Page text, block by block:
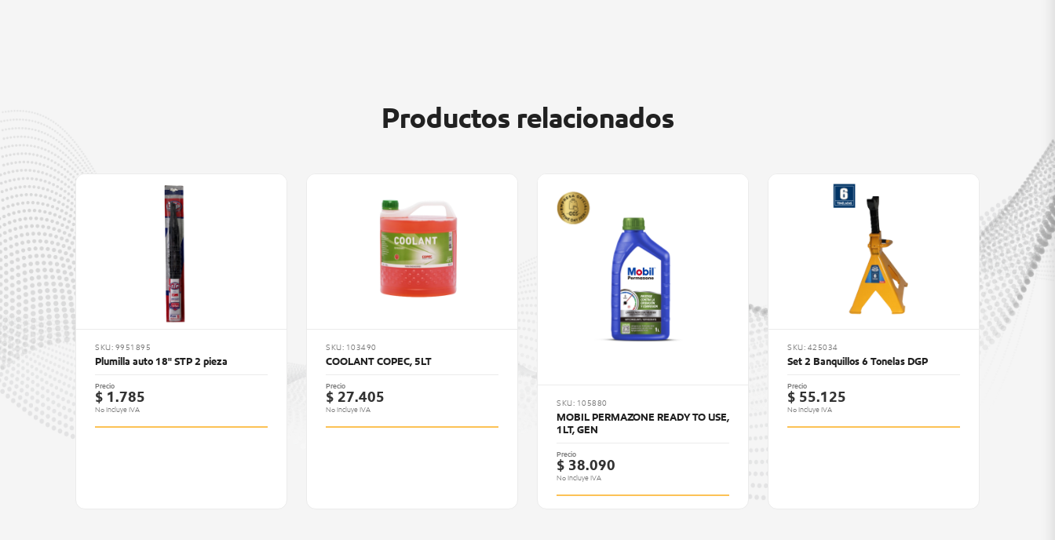
Productos relacionados
SKU: 9951895
Plumilla auto 18" STP 2 pieza
Precio
$ 1.785
No Incluye IVA
SKU: 103490
COOLANT COPEC, 5LT
Precio
$ 27.405
No Incluye IVA
SKU: 105880
MOBIL PERMAZONE READY TO USE,
1LT, GEN
Precio
$ 38.090
No Incluye IVA
SKU: 425034
Set 2 Banquillos 6 Tonelas DGP
Precio
$ 55.125
No Incluye IVA